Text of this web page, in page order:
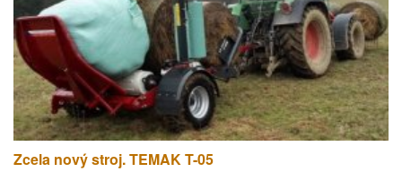
Zcela nový stroj. TEMAK T-05